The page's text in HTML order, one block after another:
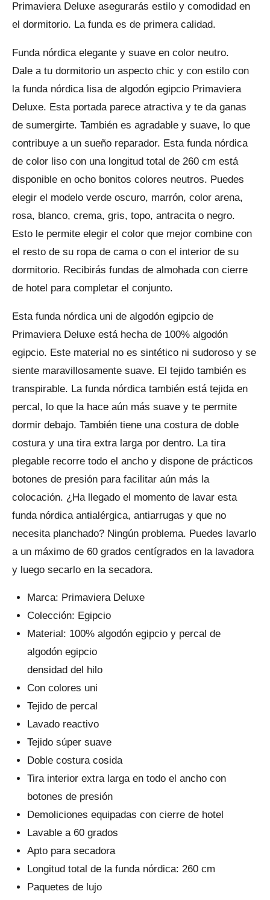
Primaviera Deluxe asegurarás estilo y comodidad en
el dormitorio. La funda es de primera calidad.
Funda nórdica elegante y suave en color neutro.
Dale a tu dormitorio un aspecto chic y con estilo con
la funda nórdica lisa de algodón egipcio Primaviera
Deluxe. Esta portada parece atractiva y te da ganas
de sumergirte. También es agradable y suave, lo que
contribuye a un sueño reparador. Esta funda nórdica
de color liso con una longitud total de 260 cm está
disponible en ocho bonitos colores neutros. Puedes
elegir el modelo verde oscuro, marrón, color arena,
rosa, blanco, crema, gris, topo, antracita o negro.
Esto le permite elegir el color que mejor combine con
el resto de su ropa de cama o con el interior de su
dormitorio. Recibirás fundas de almohada con cierre
de hotel para completar el conjunto.
Esta funda nórdica uni de algodón egipcio de
Primaviera Deluxe está hecha de 100% algodón
egipcio. Este material no es sintético ni sudoroso y se
siente maravillosamente suave. El tejido también es
transpirable. La funda nórdica también está tejida en
percal, lo que la hace aún más suave y te permite
dormir debajo. También tiene una costura de doble
costura y una tira extra larga por dentro. La tira
plegable recorre todo el ancho y dispone de prácticos
botones de presión para facilitar aún más la
colocación. ¿Ha llegado el momento de lavar esta
funda nórdica antialérgica, antiarrugas y que no
necesita planchado? Ningún problema. Puedes lavarlo
a un máximo de 60 grados centígrados en la lavadora
y luego secarlo en la secadora.
Marca: Primaviera Deluxe
Colección: Egipcio
Material: 100% algodón egipcio y percal de
algodón egipcio
densidad del hilo
Con colores uni
Tejido de percal
Lavado reactivo
Tejido súper suave
Doble costura cosida
Tira interior extra larga en todo el ancho con
botones de presión
Demoliciones equipadas con cierre de hotel
Lavable a 60 grados
Apto para secadora
Longitud total de la funda nórdica: 260 cm
Paquetes de lujo